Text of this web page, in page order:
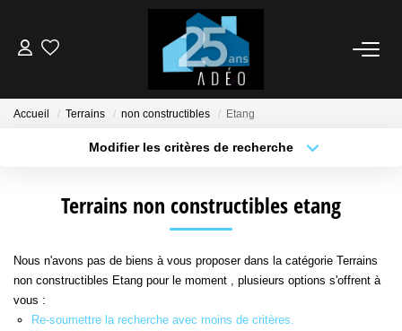
VENDEUR
ACQUÉREUR
LOCATIONS
NOS AGENCES
Accueil Terrains non constructibles Etang
Modifier les critères de recherche
Type de bien
Budget max Plus de critères
Terrains non constructibles etang
Nous n'avons pas de biens à vous proposer dans la catégorie Terrains
non constructibles Etang pour le moment , plusieurs options s'offrent à
vous :
Re-soumettre la recherche avec moins de critères.